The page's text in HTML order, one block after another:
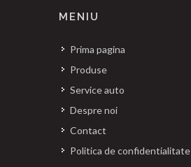
MENIU
Prima pagina
Produse
Service auto
Despre noi
Contact
Politica de confidentialitate